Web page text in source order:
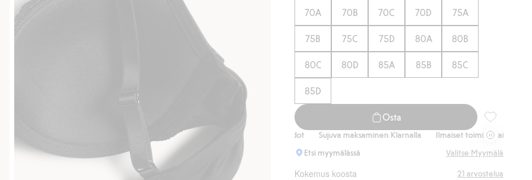
70A 70B 70C 70D 75A
75B 75C 75D 80A 80B
80C 80D 85A 85B 85C
85D
Osta
Topatut
Ilmaiset toimitusvaihtoehdot Sujuva maksaminen Klarnalla Ilmaiset toimitusvaihtoehdot
Etsi myymälässä
Valitse Myymälä
Kokemus koosta 21 arvostelua